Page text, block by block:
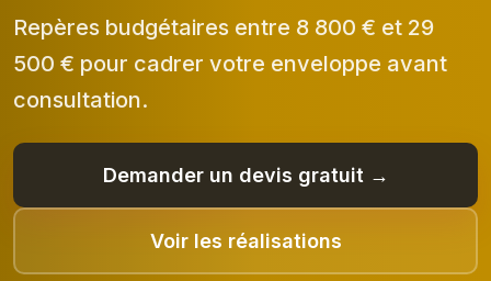
Repères budgétaires entre 8 800 € et 29
500 € pour cadrer votre enveloppe avant
consultation.
Demander un devis gratuit →
Voir les réalisations